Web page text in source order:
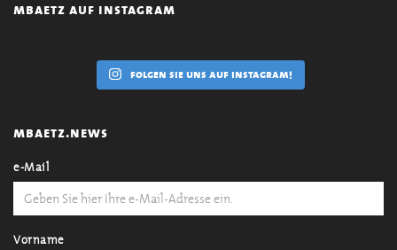
mbaetz auf instagram
folgen sie uns auf instagram!
mbaetz.news
e-Mail
Vorname